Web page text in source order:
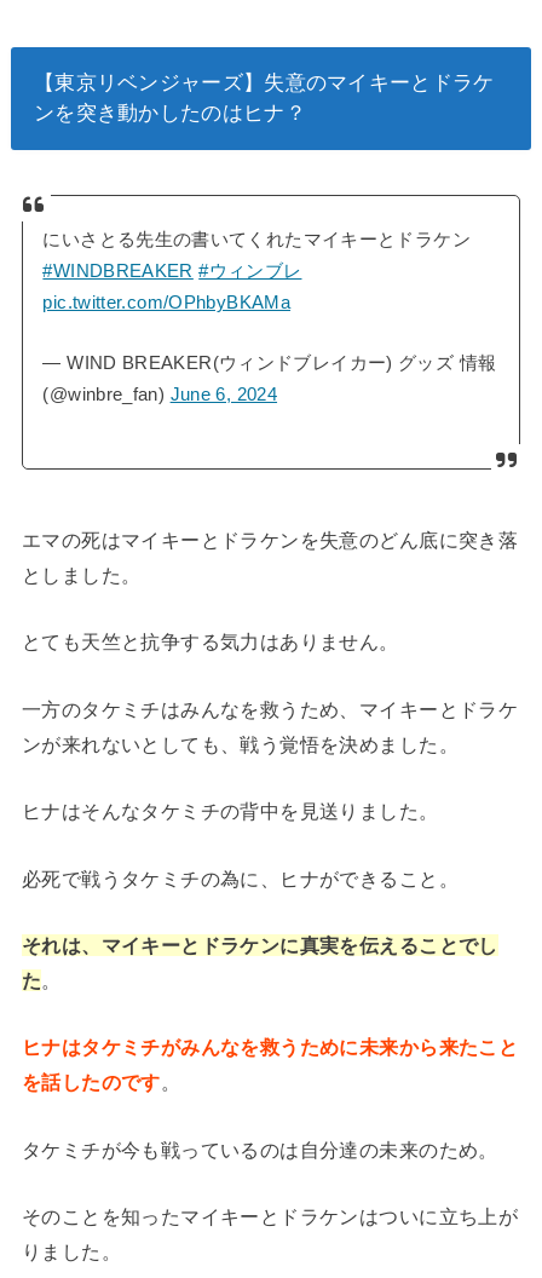
【東京リベンジャーズ】失意のマイキーとドラケ
ンを突き動かしたのはヒナ？
にいさとる先生の書いてくれたマイキーとドラケン
#WINDBREAKER #ウィンブレ
pic.twitter.com/OPhbyBKAMa
— WIND BREAKER(ウィンドブレイカー) グッズ 情報
(@winbre_fan) June 6, 2024
エマの死はマイキーとドラケンを失意のどん底に突き落
としました。
とても天竺と抗争する気力はありません。
一方のタケミチはみんなを救うため、マイキーとドラケ
ンが来れないとしても、戦う覚悟を決めました。
ヒナはそんなタケミチの背中を見送りました。
必死で戦うタケミチの為に、ヒナができること。
それは、マイキーとドラケンに真実を伝えることでし
た。
ヒナはタケミチがみんなを救うために未来から来たこと
を話したのです。
タケミチが今も戦っているのは自分達の未来のため。
そのことを知ったマイキーとドラケンはついに立ち上が
りました。